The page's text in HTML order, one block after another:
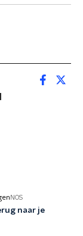
NOS
naar je